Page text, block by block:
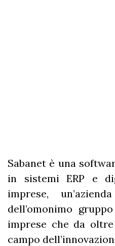
Sabanet è una
in sistemi ERP e
imprese,
dell’omonimo
imprese che da
campo